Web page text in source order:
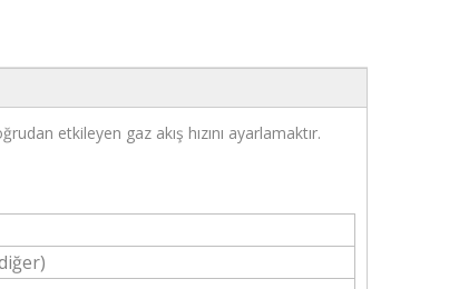
etkileyen gaz akış hızını ayarlamaktır.